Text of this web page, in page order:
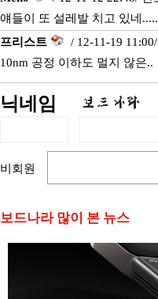
얘들이 또 설레발 치고 있네.....
프리스트
/ 12-11-19 11:00/
10nm 공정 이하도 멀지 않은..
닉네임
비회원
보드나라 많이 본 뉴스